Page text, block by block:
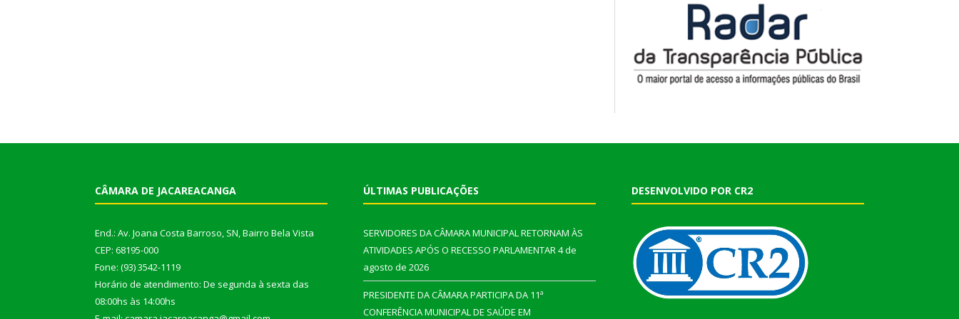
CÂMARA DE JACAREACANGA
End.: Av. Joana Costa Barroso, SN, Bairro Bela Vista
CEP: 68195-000
Fone: (93) 3542-1119
Horário de atendimento: De segunda à sexta das
08:00hs às 14:00hs
ÚLTIMAS PUBLICAÇÕES
SERVIDORES DA CÂMARA MUNICIPAL RETORNAM ÀS
ATIVIDADES APÓS O RECESSO PARLAMENTAR4 de
agosto de 2026
PRESIDENTE DA CÂMARA PARTICIPA DA 11ª
CONFERÊNCIA MUNICIPAL DE SAÚDE EM
DESENVOLVIDO POR CR2